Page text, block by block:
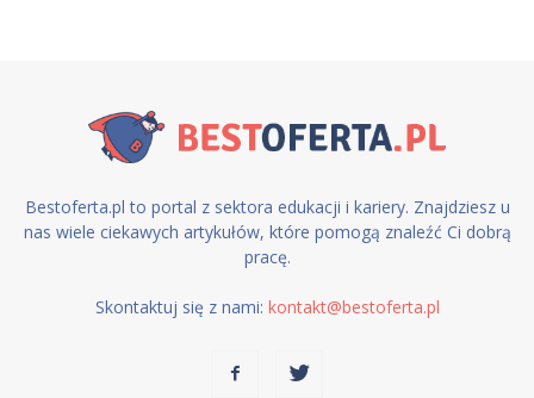
Bestoferta.pl to portal z sektora edukacji i kariery. Znajdziesz u
nas wiele ciekawych artykułów, które pomogą znaleźć Ci dobrą
pracę.
Skontaktuj się z nami: kontakt@bestoferta.pl